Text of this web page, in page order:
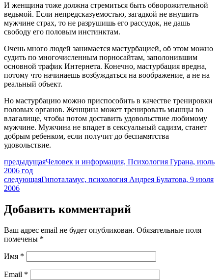
И женщина тоже должна стремиться быть обворожительной
ведьмой. Если непредсказуемостью, загадкой не внушить
мужчине страх, то не разрушишь его рассудок, не дашь
свободу его половым инстинктам.
Очень много людей занимается мастурбацией, об этом можно
судить по многочисленным порносайтам, заполонившим
основной трафик Интернета. Конечно, мастурбация вредна,
потому что начинаешь возбуждаться на воображение, а не на
реальный объект.
Но мастурбацию можно приспособить в качестве тренировки
половых органов. Женщина может тренировать мышцы во
влагалище, чтобы потом доставить удовольствие любимому
мужчине. Мужчина не впадет в сексуальный садизм, станет
добрым ребенком, если получит до беспамятства
удовольствие.
предыдущаяЧеловек и информация, Психология Гурана, июль
2006 год
следующаяГипоталамус, психология Андрея Булатова, 9 июля
2006
Добавить комментарий
Ваш адрес email не будет опубликован. Обязательные поля
помечены *
Имя *
Email *